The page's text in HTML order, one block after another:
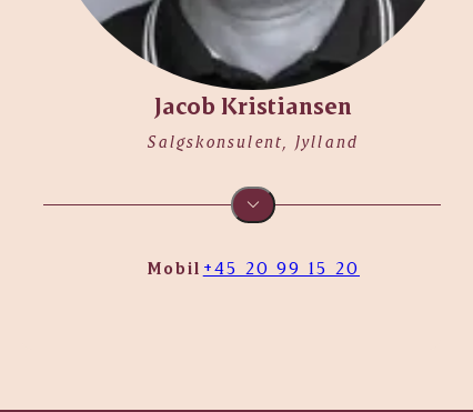
Jacob Kristiansen
Salgskonsulent, Jylland
Mobil +45 20 99 15 20